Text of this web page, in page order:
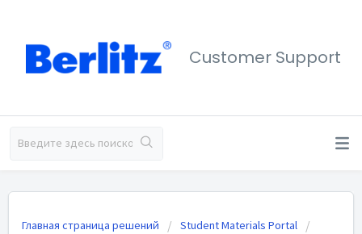
Customer Support
Главная страница решений
Student Materials Portal